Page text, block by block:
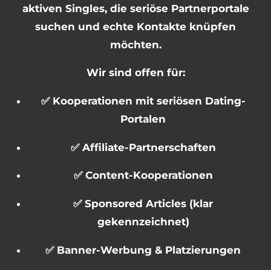
aktiven Singles, die seriöse Partnerportale
suchen und echte Kontakte knüpfen
möchten.
Wir sind offen für:
✅ Kooperationen mit seriösen Dating-
Portalen
✅ Affiliate-Partnerschaften
✅ Content-Kooperationen
✅ Sponsored Articles (klar
gekennzeichnet)
✅ Banner-Werbung & Platzierungen